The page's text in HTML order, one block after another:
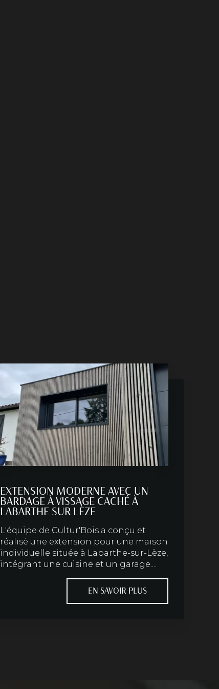
EXTENSION MODERNE AVEC UN
BARDAGE À VISSAGE CACHÉ À
LABARTHE SUR LÈZE
L'équipe de Cultur'Bois a conçu et
réalisé une extension pour une maison
individuelle située à Labarthe-sur-Lèze,
intégrant une cuisine et un garage....
EN SAVOIR PLUS